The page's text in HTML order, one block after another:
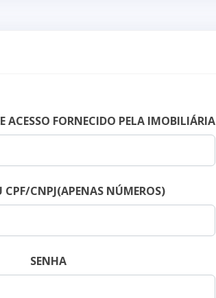
ACESSO FORNECIDO PELA IMOBILIÁRIA
CPF/CNPJ(APENAS NÚMEROS)
SENHA